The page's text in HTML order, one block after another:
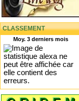
CLASSEMENT
Moy. 3 derniers mois